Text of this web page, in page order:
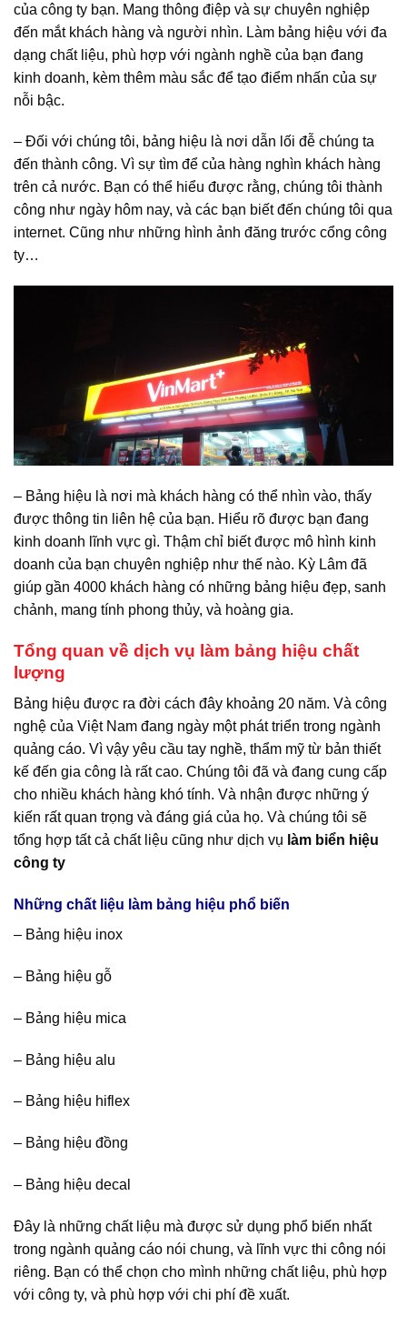
của công ty bạn. Mang thông điệp và sự chuyên nghiệp
đến mắt khách hàng và người nhìn. Làm bảng hiệu với đa
dạng chất liệu, phù hợp với ngành nghề của bạn đang
kinh doanh, kèm thêm màu sắc để tạo điểm nhấn của sự
nỗi bậc.
– Đối với chúng tôi, bảng hiệu là nơi dẫn lối đễ chúng ta
đến thành công. Vì sự tìm để của hàng nghìn khách hàng
trên cả nước. Bạn có thể hiểu được rằng, chúng tôi thành
công như ngày hôm nay, và các bạn biết đến chúng tôi qua
internet. Cũng như những hình ảnh đăng trước cổng công
ty…
– Bảng hiệu là nơi mà khách hàng có thể nhìn vào, thấy
được thông tin liên hệ của bạn. Hiểu rõ được bạn đang
kinh doanh lĩnh vực gì. Thậm chỉ biết được mô hình kinh
doanh của bạn chuyên nghiệp như thế nào. Kỳ Lâm đã
giúp gần 4000 khách hàng có những bảng hiệu đẹp, sanh
chảnh, mang tính phong thủy, và hoàng gia.
Tổng quan về dịch vụ làm bảng hiệu chất
lượng
Bảng hiệu được ra đời cách đây khoảng 20 năm. Và công
nghệ của Việt Nam đang ngày một phát triển trong ngành
quảng cáo. Vì vậy yêu cầu tay nghề, thẩm mỹ từ bản thiết
kế đến gia công là rất cao. Chúng tôi đã và đang cung cấp
cho nhiều khách hàng khó tính. Và nhận được những ý
kiến rất quan trọng và đáng giá của họ. Và chúng tôi sẽ
tổng hợp tất cả chất liệu cũng như dịch vụ làm biển hiệu
công ty
Những chất liệu làm bảng hiệu phổ biến
– Bảng hiệu inox
– Bảng hiệu gỗ
– Bảng hiệu mica
– Bảng hiệu alu
– Bảng hiệu hiflex
– Bảng hiệu đồng
– Bảng hiệu decal
Đây là những chất liệu mà được sử dụng phổ biến nhất
trong ngành quảng cáo nói chung, và lĩnh vực thi công nói
riêng. Bạn có thể chọn cho mình những chất liệu, phù hợp
với công ty, và phù hợp với chi phí đề xuất.